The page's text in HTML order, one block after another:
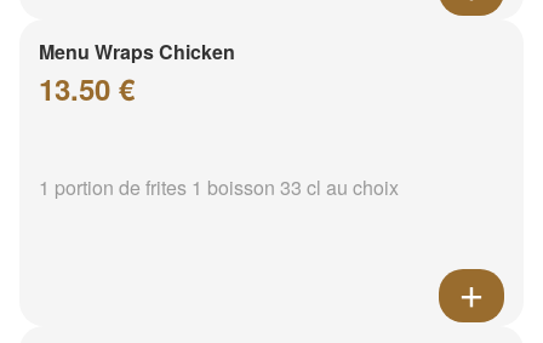
Menu Wraps Chicken
13.50 €
1 portion de frites 1 boisson 33 cl au choix